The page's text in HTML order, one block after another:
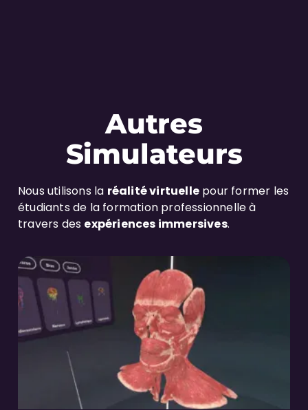
Autres
Simulateurs
Nous utilisons la réalité virtuelle pour former les
étudiants de la formation professionnelle à
travers des expériences immersives.